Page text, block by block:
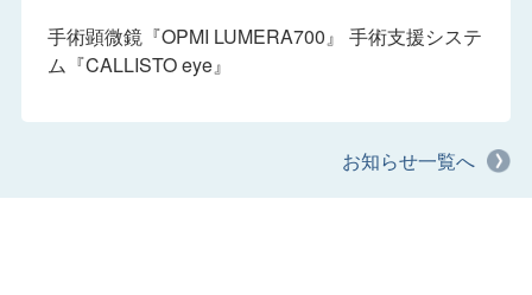
手術顕微鏡『OPMI LUMERA700』 手術支援システ
ム『CALLISTO eye』
お知らせ一覧へ